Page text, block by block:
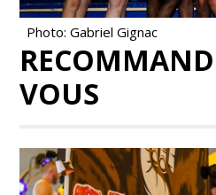
Photo: Gabriel Gignac
VOUS